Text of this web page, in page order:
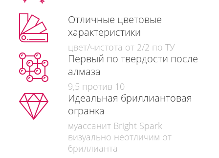
Отличные цветовые
характеристики
цвет/чистота от 2/2 по ТУ
Первый по твердости после
алмаза
9,5 против 10
Идеальная бриллиантовая
огранка
муассанит Bright Spark
визуально неотличим от
бриллианта